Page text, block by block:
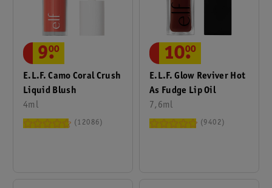
E.l.f. Camo Coral Crush
Liquid Blush
4ml
9.
00
12086
E.l.f. Glow Reviver Hot
As Fudge Lip Oil
7,6ml
10.
00
9402